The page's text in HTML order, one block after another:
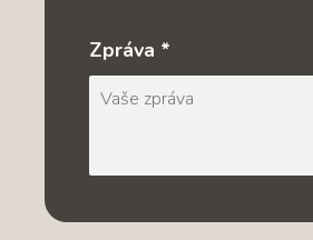
Zpráva *